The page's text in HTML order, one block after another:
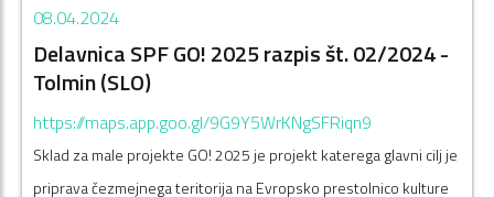
08.04.2024
Delavnica SPF GO! 2025 razpis št. 02/2024 -
Tolmin (SLO)
https://maps.app.goo.gl/9G9Y5WrKNgSFRiqn9
Sklad za male projekte GO! 2025 je projekt katerega glavni cilj je
priprava čezmejnega teritorija na Evropsko prestolnico kulture